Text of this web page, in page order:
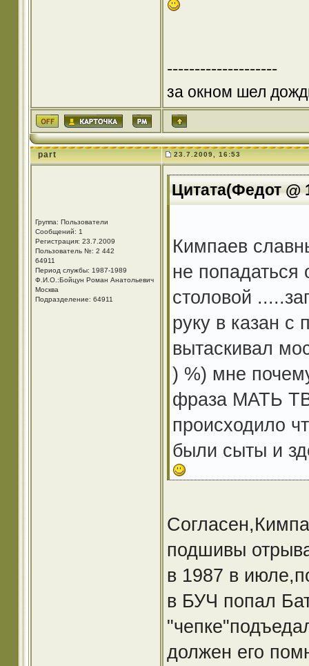
--------------------
за окном шел
part 23.7.2009, 16:53
Группа: Пользователи
Сообщений: 1
Регистрация: 23.7.2009
Пользователь №: 2 442
64911
Период службы: 1987-1989
Ф.И.О.:Бойцун Роман Анатольевич
Москва
Подразделение: 64911
Цитата(Федот @
Кимпаев
не попадаться
столовой
руку в казан
вытаскивал
) %) мне
фраза МАТЬ
происходило
были сыты и
подшивы
в 1987 в
в БУЧ попал
должен его